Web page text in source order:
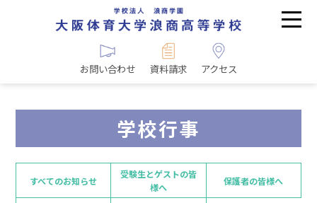
お問い合わせ 資料請求 アクセス
学校行事
すべてのお知らせ
受験生とゲストの皆
様へ
保護者の皆様へ